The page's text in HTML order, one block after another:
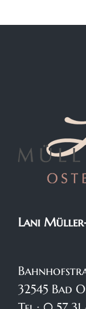
Lani Müller-
32545 Bad